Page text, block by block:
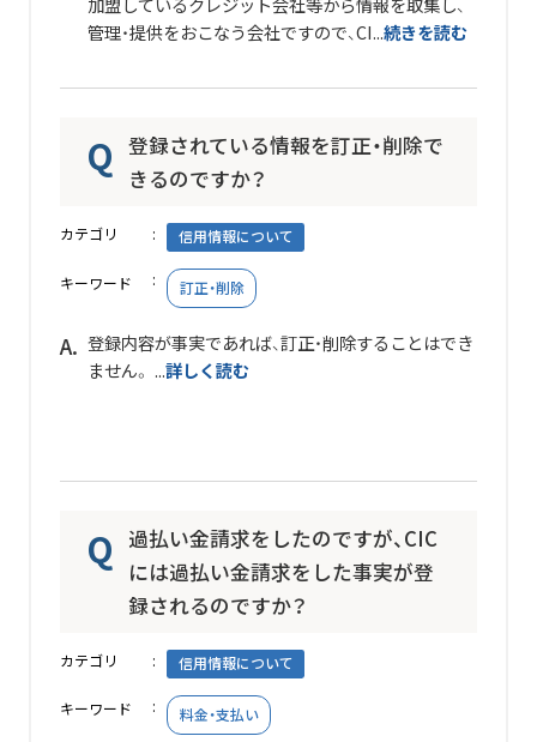
管理・提供をおこなう会社ですので、CI...続きを読む
登録されている情報を訂正・削除で
きるのですか？
カテゴリ 信用情報について
キーワード 訂正・削除
登録内容が事実であれば、訂正・削除することはでき
ません。 ...詳しく読む
過払い金請求をしたのですが、CIC
には過払い金請求をした事実が登
録されるのですか？
カテゴリ 信用情報について
キーワード 料金・支払い